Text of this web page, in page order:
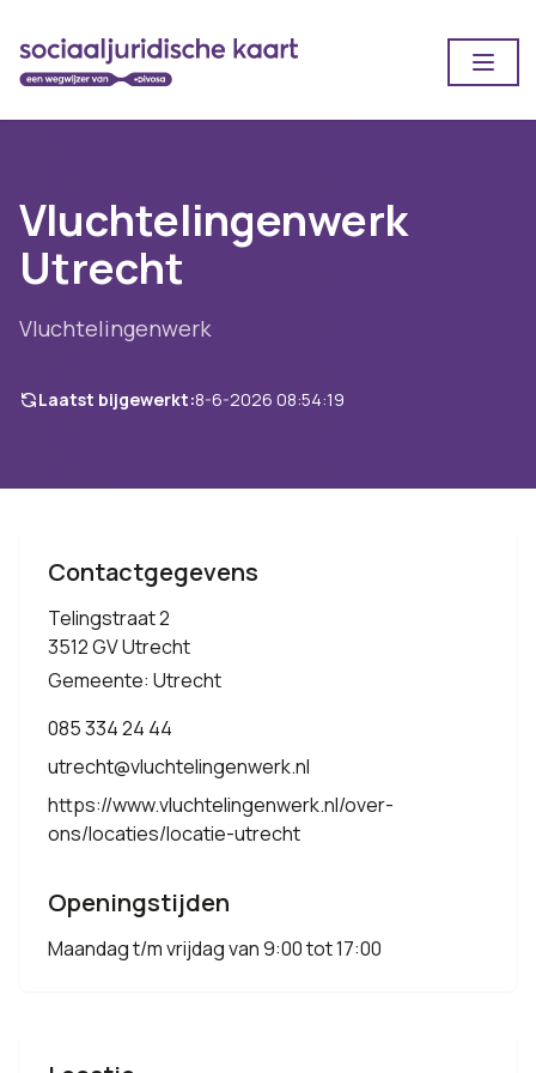
Vluchtelingenwerk
Utrecht
Vluchtelingenwerk
Laatst bijgewerkt:8-6-2026 08:54:19
Contactgegevens
Telingstraat 2
3512 GV Utrecht
Gemeente: Utrecht
085 334 24 44
utrecht@vluchtelingenwerk.nl
https://www.vluchtelingenwerk.nl/over-
ons/locaties/locatie-utrecht
Openingstijden
Maandag t/m vrijdag van 9:00 tot 17:00